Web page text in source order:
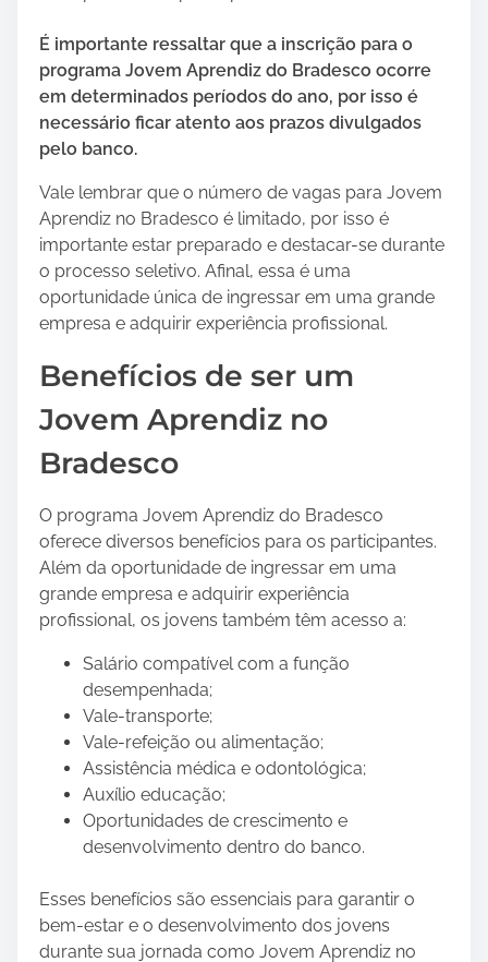
É importante ressaltar que a inscrição para o
programa Jovem Aprendiz do Bradesco ocorre
em determinados períodos do ano, por isso é
necessário ficar atento aos prazos divulgados
pelo banco.
Vale lembrar que o número de vagas para Jovem
Aprendiz no Bradesco é limitado, por isso é
importante estar preparado e destacar-se durante
o processo seletivo. Afinal, essa é uma
oportunidade única de ingressar em uma grande
empresa e adquirir experiência profissional.
Benefícios de ser um
Jovem Aprendiz no
Bradesco
O programa Jovem Aprendiz do Bradesco
oferece diversos benefícios para os participantes.
Além da oportunidade de ingressar em uma
grande empresa e adquirir experiência
profissional, os jovens também têm acesso a:
Salário compatível com a função
desempenhada;
Vale-transporte;
Vale-refeição ou alimentação;
Assistência médica e odontológica;
Auxílio educação;
Oportunidades de crescimento e
desenvolvimento dentro do banco.
Esses benefícios são essenciais para garantir o
bem-estar e o desenvolvimento dos jovens
durante sua jornada como Jovem Aprendiz no